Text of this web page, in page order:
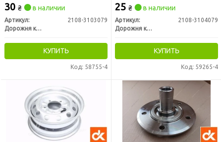
30 ₴ в наличии
Артикул:
2108-3103079
Дорожня карта
КУПИТЬ
Код: 58755-4
25 ₴ в наличии
Артикул:
2108-3104079
Дорожня карта
КУПИТЬ
Код: 59265-4